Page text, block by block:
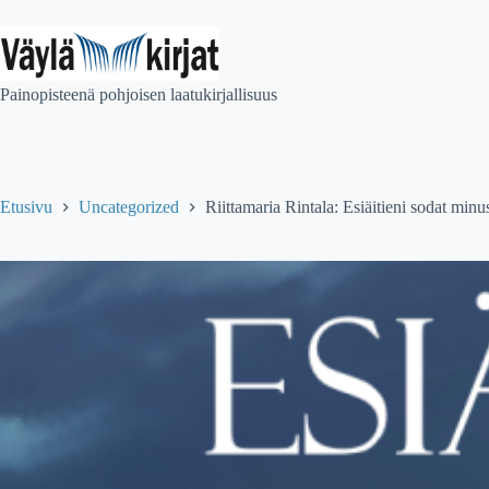
content
Painopisteenä pohjoisen laatukirjallisuus
Etusivu Uncategorized Riittamaria Rintala: Esiäitieni sodat